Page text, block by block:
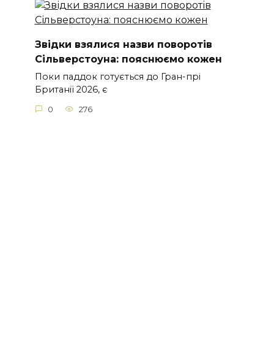
Звідки взялися назви поворотів
Сільверстоуна: пояснюємо кожен
Поки паддок готується до Гран-прі
Британії 2026, є
0 276